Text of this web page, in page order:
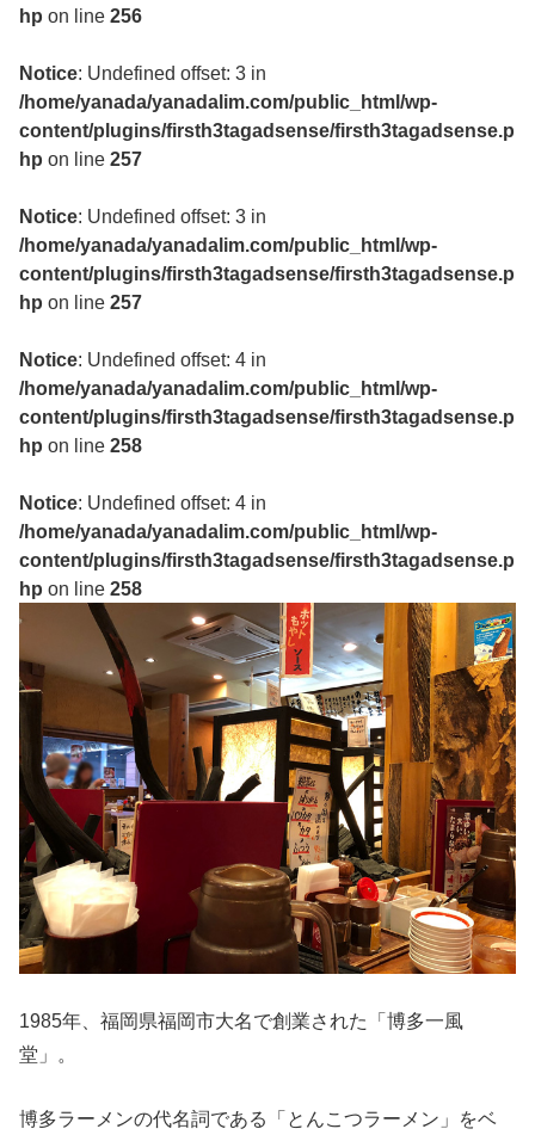
hp on line256
Notice: Undefined offset: 3 in
/home/yanada/yanadalim.com/public_html/wp-
content/plugins/firsth3tagadsense/firsth3tagadsense.p
hp on line257
Notice: Undefined offset: 3 in
/home/yanada/yanadalim.com/public_html/wp-
content/plugins/firsth3tagadsense/firsth3tagadsense.p
hp on line257
Notice: Undefined offset: 4 in
/home/yanada/yanadalim.com/public_html/wp-
content/plugins/firsth3tagadsense/firsth3tagadsense.p
hp on line258
Notice: Undefined offset: 4 in
/home/yanada/yanadalim.com/public_html/wp-
content/plugins/firsth3tagadsense/firsth3tagadsense.p
hp on line258
1985年、福岡県福岡市大名で創業された「博多一風
堂」。
博多ラーメンの代名詞である「とんこつラーメン」をベ